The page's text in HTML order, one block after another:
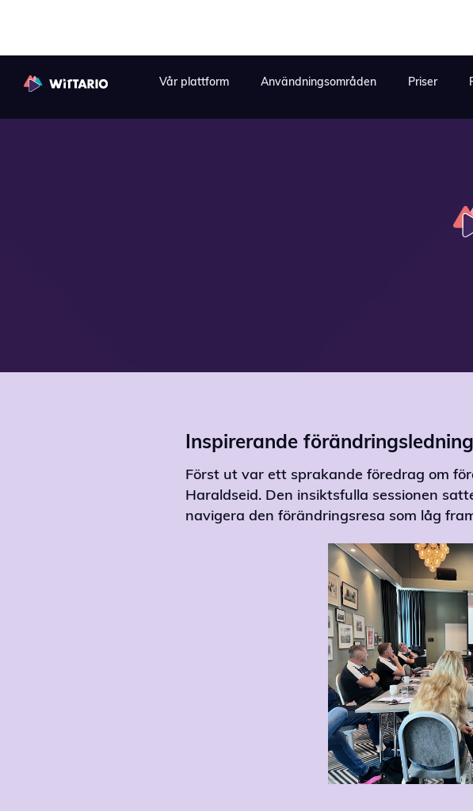
Vår plattform Användningsområden Priser
Inspirerande
Först ut var ett sprakande föredrag om
Haraldseid. Den insiktsfulla sessionen
navigera den förändringsresa som låg